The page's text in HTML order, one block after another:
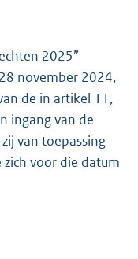
2025”
november 2024,
de in artikel 11,
ingang van de
van toepassing
voor die datum